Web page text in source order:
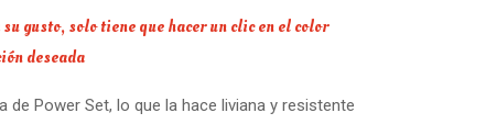
gusto, solo tiene que hacer un clic en el color
deseada
Power Set, lo que la hace liviana y resistente